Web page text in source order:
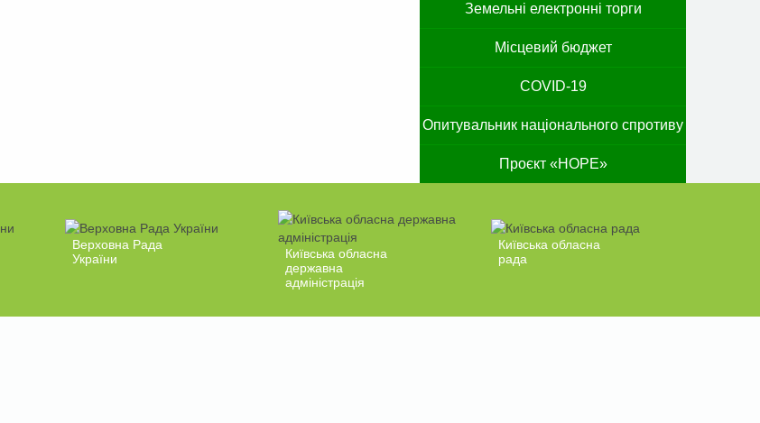
Земельні електронні торги
Місцевий бюджет
COVID-19
Опитувальник національного спротиву
Проєкт «HOPE»
Верховна Рада
України
Київська обласна
державна
адміністрація
Київська обласна
рада